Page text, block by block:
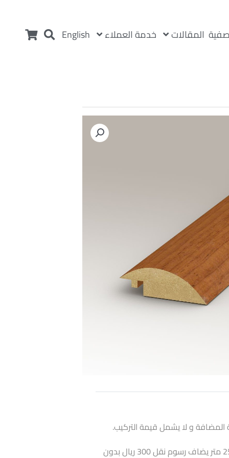
المقالات خدمة العملاء English
و لا يشمل قيمة التركيب.
اذا كانت الكمية أقل من 25 متر يضاف رسوم نقل 300 ريال بدون